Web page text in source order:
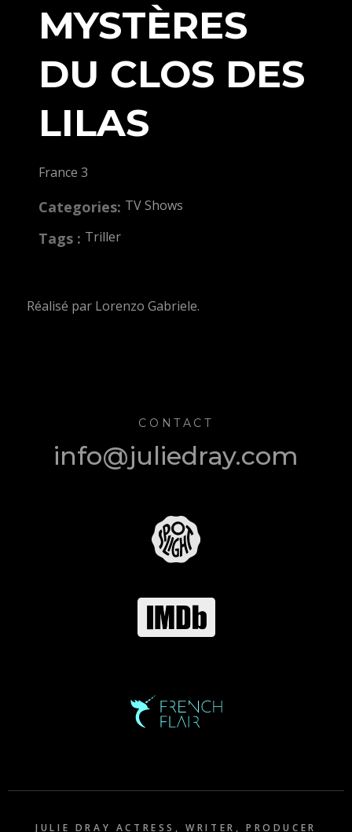
MYSTÈRES
DU CLOS DES
LILAS
France 3
Categories: TV Shows
Tags : Triller
Réalisé par Lorenzo Gabriele.
CONTACT
info@juliedray.com
JULIE DRAY ACTRESS, WRITER, PRODUCER